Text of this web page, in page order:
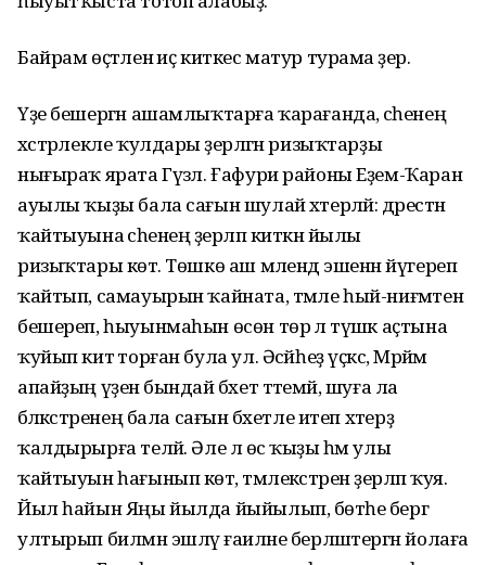
Байрам өҫтәленә иҫ киткес матур турама әҙер.
Үҙе бешергән ашамлыҡтарға ҡарағанда, әсәһенең
хәстәрлекле ҡулдары әҙерләгән ризыҡтарҙы
нығыраҡ ярата Гүзәл. Ғафури районы Еҙем-Ҡаран
ауылы ҡыҙы бала сағын шулай хәтерләй: дәрестән
ҡайтыуына әсәһенең әҙерләп киткән йылы
ризыҡтары көтә. Төшкө аш мәлендә эшенән йүгереп
ҡайтып, самауырын ҡайната, тәмле һый-ниғмәтен
бешереп, һыуынмаһын өсөн төрә лә түшәк аҫтына
ҡуйып китә торған була ул. Әсәйһеҙ үҫкәс, Мәрйәм
апайҙың үҙенә бындай бәхет тәтемәй, шуға ла
бәләкәстәренең бала сағын бәхетле итеп хәтерҙә
ҡалдырырға теләй. Әле лә өс ҡыҙы һәм улы
ҡайтыуын һағынып көтә, тәмлекәстәрен әҙерләп ҡуя.
Йыл һайын Яңы йылда йыйылып, бөтәһе бергә
ултырып билмән эшләү ғаиләне берләштергән йолаға